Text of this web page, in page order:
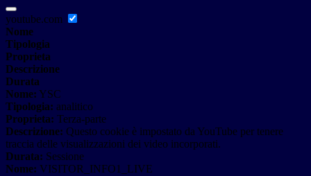
youtube.com
Nome
Tipologia
Proprieta
Descrizione
Durata
Nome: YSC
Tipologia: analitico
Proprieta: Terza-parte
Descrizione: Questo cookie è impostato da YouTube per tenere
traccia delle visualizzazioni dei video incorporati.
Durata: Sessione
Nome: VISITOR_INFO1_LIVE